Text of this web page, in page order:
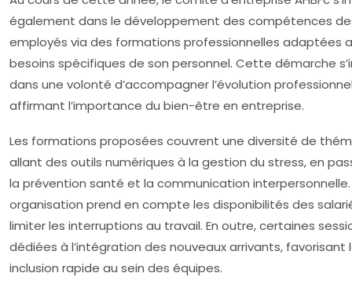
également dans le développement des compétences
employés via des formations professionnelles adaptées
besoins spécifiques de son personnel. Cette démarche
dans une volonté d’accompagner l’évolution
affirmant l’importance du bien-être en entreprise.
Les formations proposées couvrent une diversité de
allant des outils numériques à la gestion du stress, en
la prévention santé et la communication interpersonnelle.
organisation prend en compte les disponibilités des
limiter les interruptions au travail. En outre, certaines
dédiées à l’intégration des nouveaux arrivants, favorisant
inclusion rapide au sein des équipes.